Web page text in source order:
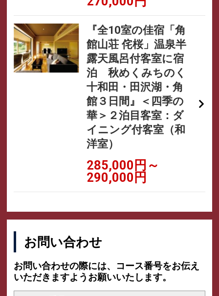
『全10室の佳宿「角
館山荘 侘桜」温泉半
露天風呂付客室に宿
泊 秋めくみちのく
十和田・田沢湖・角
館３日間』＜四季の
華＞２泊目客室：ダ
イニング付客室（和
洋室）
285,000円～
290,000円
お問い合わせ
お問い合わせの際には、コース番号をお伝え
いただきますようお願いいたします。